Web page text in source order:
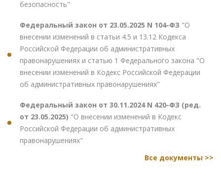
безопасность"
Федеральный закон от 23.05.2025 N 104-ФЗ "О
внесении изменений в статьи 4.5 и 13.12 Кодекса
Российской Федерации об административных
правонарушениях и статью 1 Федерального закона "О
внесении изменений в Кодекс Российской Федерации
об административных правонарушениях"
Федеральный закон от 30.11.2024 N 420-ФЗ (ред.
от 23.05.2025) "О внесении изменений в Кодекс
Российской Федерации об административных
правонарушениях"
Все документы >>